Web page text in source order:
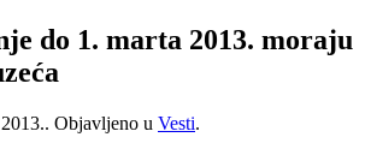
do 1. marta 2013. moraju
. Objavljeno u Vesti.